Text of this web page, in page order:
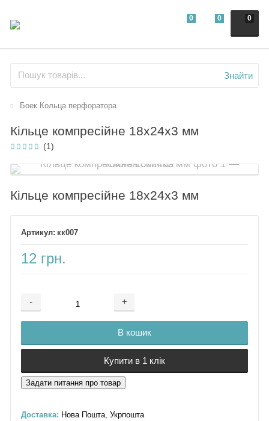
0
0 0
Знайти
Боек Кольца перфоратора
Кільце компресійне 18х24х3 мм
(1)
Кільце компресійне 18х24х3 мм
кк007
12 грн.
- +
Додається ...
В кошик
Доданий
Купити в 1 клік
Доставка: Нова Пошта, Укрпошта